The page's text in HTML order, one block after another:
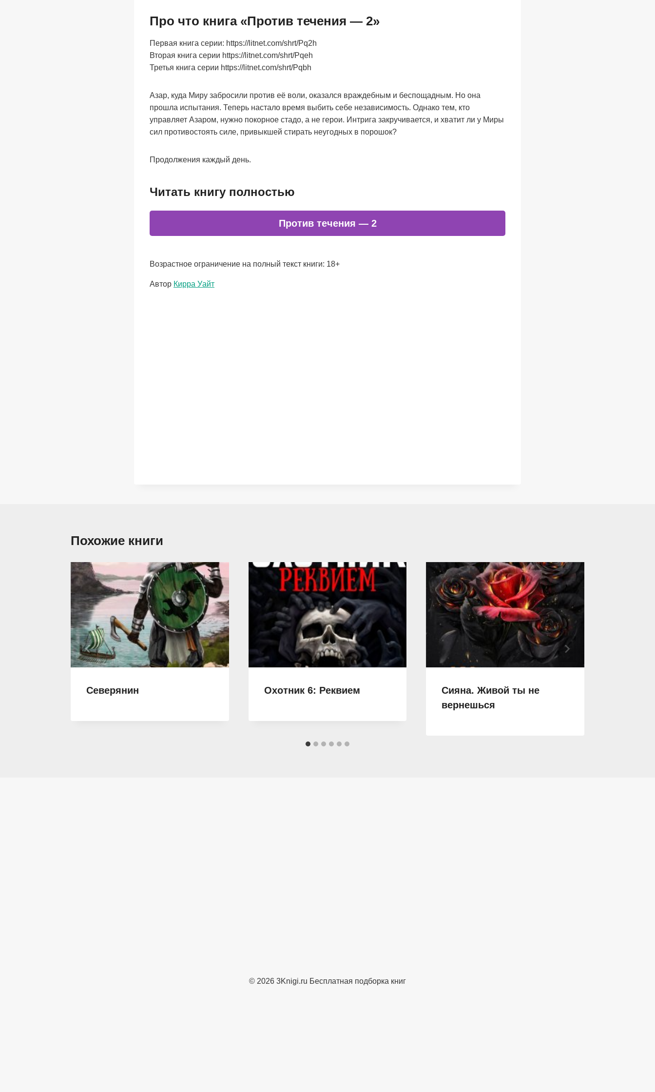
Про что книга «Против течения — 2»
Первая книга серии: https://litnet.com/shrt/Pq2h
Вторая книга серии https://litnet.com/shrt/Pqeh
Третья книга серии https://litnet.com/shrt/Pqbh
Азар, куда Миру забросили против её воли, оказался враждебным и беспощадным. Но она
прошла испытания. Теперь настало время выбить себе независимость. Однако тем, кто
управляет Азаром, нужно покорное стадо, а не герои. Интрига закручивается, и хватит ли у Миры
сил противостоять силе, привыкшей стирать неугодных в порошок?
Продолжения каждый день.
Читать книгу полностью
Против течения — 2
Возрастное ограничение на полный текст книги: 18+
Метки
Автор Кирра Уайт
Похожие книги
Северянин Охотник 6: Реквием
Сияна. Живой ты не
вернешься
© 2026 3Knigi.ru Бесплатная подборка книг